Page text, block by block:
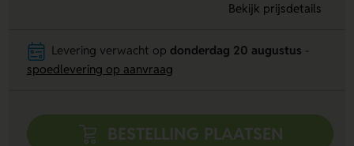
Bekijk prijsdetails
Levering verwacht op donderdag 20 augustus
spoedlevering op aanvraag
BESTELLING PLAATSEN